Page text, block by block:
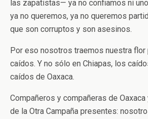
las zapatistas— ya no confiamos ni
ya no queremos, ya no queremos
que son corruptos y son asesinos.
Por eso nosotros traemos nuestra flor
caídos. Y no sólo en Chiapas, los
caídos de Oaxaca.
Compañeros y compañeras de
de la Otra Campaña presentes: